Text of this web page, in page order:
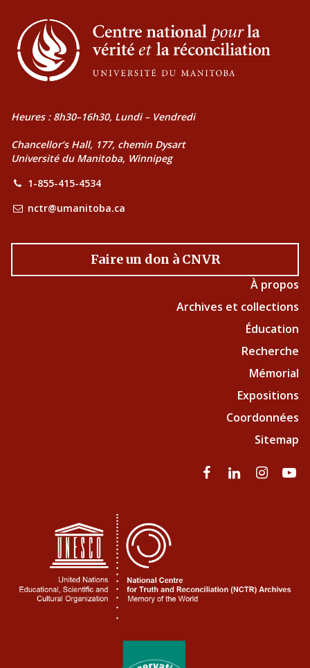
Heures : 8h30–16h30, Lundi – Vendredi
Chancellor’s Hall, 177, chemin Dysart
Université du Manitoba, Winnipeg
1-855-415-4534
nctr@umanitoba.ca
Faire un don à CNVR
À propos
Archives et collections
Éducation
Recherche
Mémorial
Expositions
Coordonnées
Sitemap